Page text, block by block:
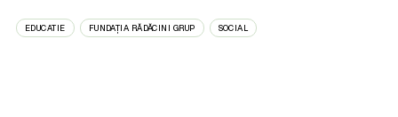
EDUCATIE FUNDAȚIA RĂDĂCINI GRUP SOCIAL